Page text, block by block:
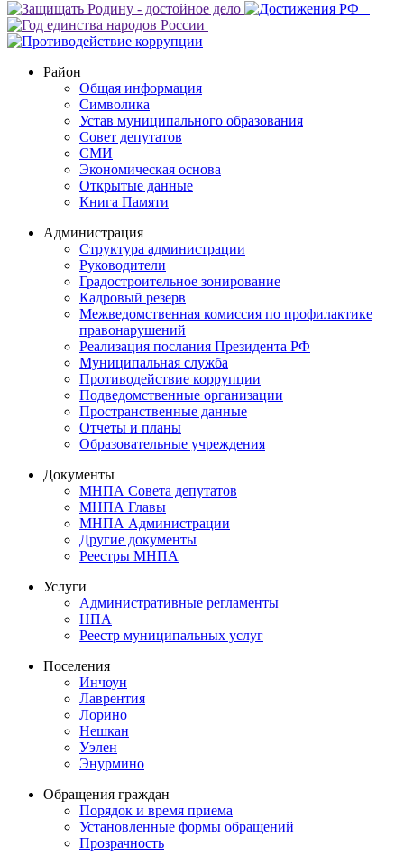
Район
Общая информация
Символика
Устав муниципального образования
Совет депутатов
СМИ
Экономическая основа
Открытые данные
Книга Памяти
Администрация
Структура администрации
Руководители
Градостроительное зонирование
Кадровый резерв
Межведомственная комиссия по профилактике
правонарушений
Реализация послания Президента РФ
Муниципальная служба
Противодействие коррупции
Подведомственные организации
Пространственные данные
Отчеты и планы
Образовательные учреждения
Документы
МНПА Совета депутатов
МНПА Главы
МНПА Администрации
Другие документы
Реестры МНПА
Услуги
Административные регламенты
НПА
Реестр муниципальных услуг
Поселения
Инчоун
Лаврентия
Лорино
Нешкан
Уэлен
Энурмино
Обращения граждан
Порядок и время приема
Установленные формы обращений
Прозрачность